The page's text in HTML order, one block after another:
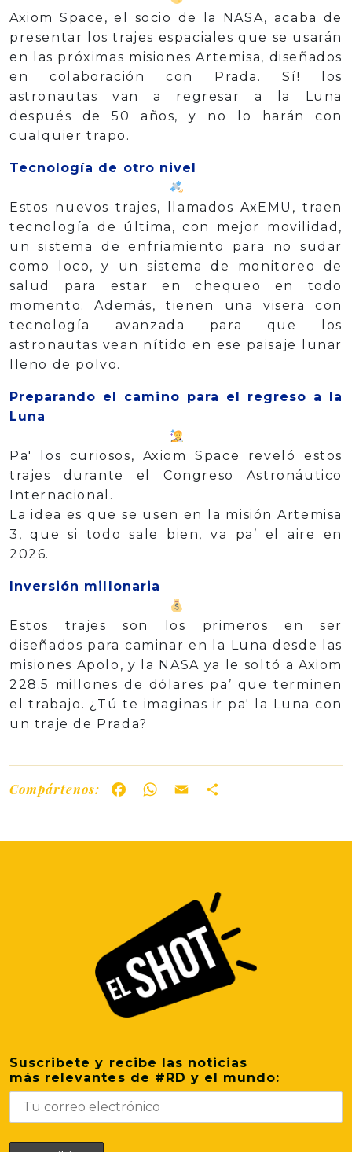
Axiom Space, el socio de la NASA, acaba de
presentar los trajes espaciales que se usarán
en las próximas misiones Artemisa, diseñados
en colaboración con Prada. Sí! los
astronautas van a regresar a la Luna
después de 50 años, y no lo harán con
cualquier trapo.
Tecnología de otro nivel
Estos nuevos trajes, llamados AxEMU, traen
tecnología de última, con mejor movilidad,
un sistema de enfriamiento para no sudar
como loco, y un sistema de monitoreo de
salud para estar en chequeo en todo
momento. Además, tienen una visera con
tecnología avanzada para que los
astronautas vean nítido en ese paisaje lunar
lleno de polvo.
Preparando el camino para el regreso a la
Luna
Pa' los curiosos, Axiom Space reveló estos
trajes durante el Congreso Astronáutico
Internacional.
La idea es que se usen en la misión Artemisa
3, que si todo sale bien, va pa’ el aire en
2026.
Inversión millonaria
Estos trajes son los primeros en ser
diseñados para caminar en la Luna desde las
misiones Apolo, y la NASA ya le soltó a Axiom
228.5 millones de dólares pa’ que terminen
el trabajo. ¿Tú te imaginas ir pa' la Luna con
un traje de Prada?
Compártenos: FacebookWhatsApp
Email
Suscribete y recibe las noticias
más relevantes de #RD y el mundo: